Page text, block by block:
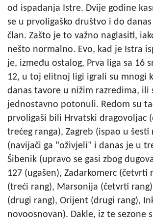
od ispadanja Istre. Dvije godine
se u prvoligaško društvo i do
član. Zašto je to važno naglasiti,
nešto normalno. Evo, kad je Istra
je, između ostalog, Prva liga sa 16
12, u toj elitnoj ligi igrali su mnogi
danas tavore u nižim razredima, ili
jednostavno potonuli. Redom su
prvoligaši bili Hrvatski dragovoljac
trećeg ranga), Zagreb (ispao u šesti
(navijači ga "oživjeli" i danas je u
Šibenik (upravo se gasi zbog
127 (ugašen), Zadarkomerc (četvrti
(treći rang), Marsonija (četvrti
(drugi rang), Orijent (drugi rang),
novoosnovan). Dakle, iz te sezone